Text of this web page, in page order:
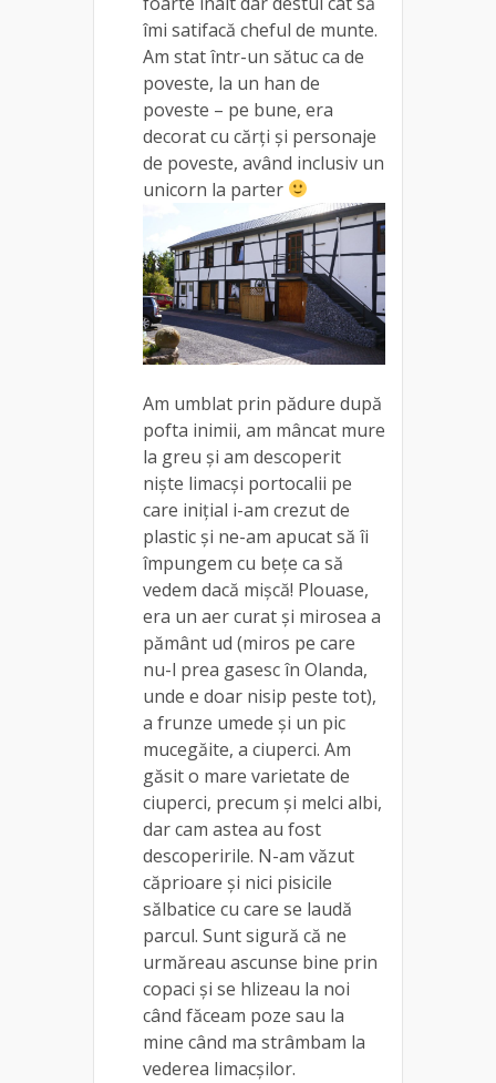
îmi satifacă cheful de munte.
Am stat într-un sătuc ca de
poveste, la un han de
poveste – pe bune, era
decorat cu cărți și personaje
de poveste, având inclusiv un
unicorn la parter
Am umblat prin pădure după
pofta inimii, am mâncat mure
la greu și am descoperit
niște limacși portocalii pe
care inițial i-am crezut de
plastic și ne-am apucat să îi
împungem cu bețe ca să
vedem dacă mișcă! Plouase,
era un aer curat și mirosea a
pământ ud (miros pe care
nu-l prea gasesc în Olanda,
unde e doar nisip peste tot),
a frunze umede și un pic
mucegăite, a ciuperci. Am
găsit o mare varietate de
ciuperci, precum și melci albi,
dar cam astea au fost
descoperirile. N-am văzut
căprioare și nici pisicile
sălbatice cu care se laudă
parcul. Sunt sigură că ne
urmăreau ascunse bine prin
copaci și se hlizeau la noi
când făceam poze sau la
mine când ma strâmbam la
vederea limacșilor.